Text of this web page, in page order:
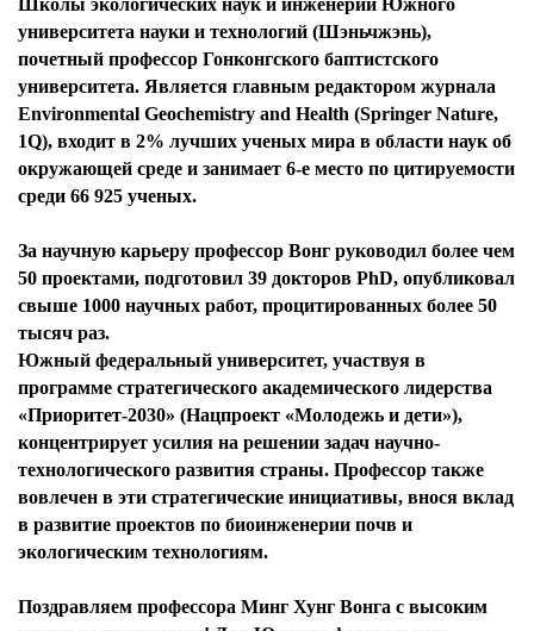
Школы экологических наук и инженерии Южного
университета науки и технологий (Шэньчжэнь),
почетный профессор Гонконгского баптистского
университета. Является главным редактором журнала
Environmental Geochemistry and Health (Springer Nature,
1Q), входит в 2% лучших ученых мира в области наук об
окружающей среде и занимает 6-е место по цитируемости
среди 66 925 ученых.
За научную карьеру профессор Вонг руководил более чем
50 проектами, подготовил 39 докторов PhD, опубликовал
свыше 1000 научных работ, процитированных более 50
тысяч раз.
Южный федеральный университет, участвуя в
программе стратегического академического лидерства
«Приоритет-2030» (Нацпроект «Молодежь и дети»),
концентрирует усилия на решении задач научно-
технологического развития страны. Профессор также
вовлечен в эти стратегические инициативы, внося вклад
в развитие проектов по биоинженерии почв и
экологическим технологиям.
Поздравляем профессора Минг Хунг Вонга с высоким